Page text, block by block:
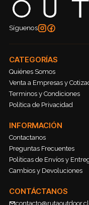
Síguenos
CATEGORÍAS
Quiénes Somos
Venta a Empresas y
Terminos y Condiciones
Política de Privacidad
INFORMACIÓN
Contactanos
Preguntas Frecuentes
Políticas de Envíos y
Cambios y Devoluciones
CONTÁCTANOS
contacto@rutaoutdoor.cl